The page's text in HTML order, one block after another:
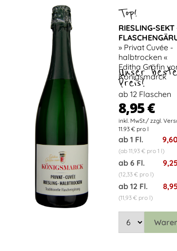
RIESLING-SEKT
» Privat Cuvée -
halbtrocken «
Editha Gräfin
Königsmarck
Unser
Preis!
ab 12 Flaschen
8,95 €
11.93 € pro l
ab 1 Fl.
(ab 11,93 € pro 1 l)
ab 6 Fl.
(12,33 € pro l)
ab 12 Fl.
(11,93 € pro l)